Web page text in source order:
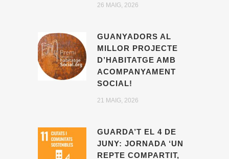
26 MAIG, 2026
GUANYADORS AL
MILLOR PROJECTE
D’HABITATGE AMB
ACOMPANYAMENT
SOCIAL!
21 MAIG, 2026
GUARDA’T EL 4 DE
JUNY: JORNADA ‘UN
REPTE COMPARTIT,